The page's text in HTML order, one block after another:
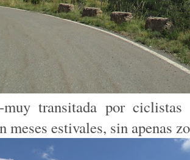
transitada por
meses estivales, sin apenas